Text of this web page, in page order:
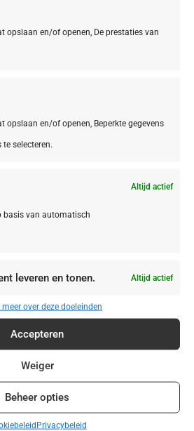
opslaan en/of openen, De prestaties van
opslaan en/of openen, Beperkte gegevens
selecteren.
Altijd actief
basis van automatisch
leveren en tonen. Altijd actief
meer over deze doeleinden
Accepteren
Weiger
Beheer opties
Privacybeleid
Camping Walsheim
€ 395,00